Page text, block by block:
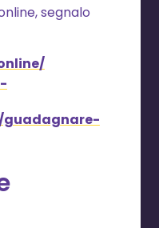
segnalo
il
al
rifiuti